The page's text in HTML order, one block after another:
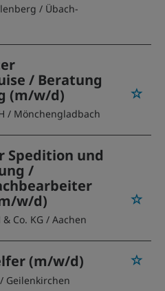
/ Übach-
/ Beratung
(m/w/d)
/ Mönchengladbach
Spedition und
/
w/d)
Co. KG / Aachen
(m/w/d)
/ Geilenkirchen